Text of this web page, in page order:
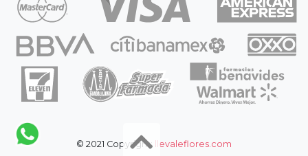
© 2021 Copyright: llevaleflores.com